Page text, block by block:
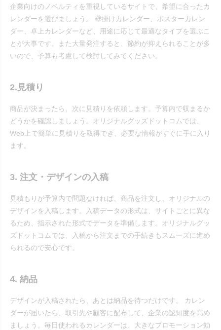
企業向けのノベルティを重視しているサイトで、希望に合ったカ
レンダーを選びましょう。 壁掛けカレンダー、ポスターカレン
ダー、卓上カレンダーなど、用途に応じて最適なタイプを選ぶこ
とが大事です。また大量発注すると、節約が抑えられることが多
いので、予算も考慮して検討してみてください。
2.見積り
商品が決まったら、次に見積りを依頼します。予算内で収まるか
どうかを確認しましょう。オリジナルグッズドットコムでは、
Web上で簡単に見積りを取得でき、必要な情報がすぐに手に入り
ます。
3. 注文・デザインの入稿
見積もりが予算内で問題なければ、商品を注文し、オリジナルの
デザインを入稿します。入稿データの形式は、サイトごとに異な
るため、指示された形式でデータを準備します。オリジナルグッ
ズドットコムでは、入稿から注文までの手続きもスムーズに進め
られるので安心です。
4. 納品
デザインが入稿されたら、あとは納品を待つだけです。 カレン
ダーが届いたら、取引先や顧客に配布して、企業の認知度を高め
ましょう。毎日使われるカレンダーは、大きなプロモーション効